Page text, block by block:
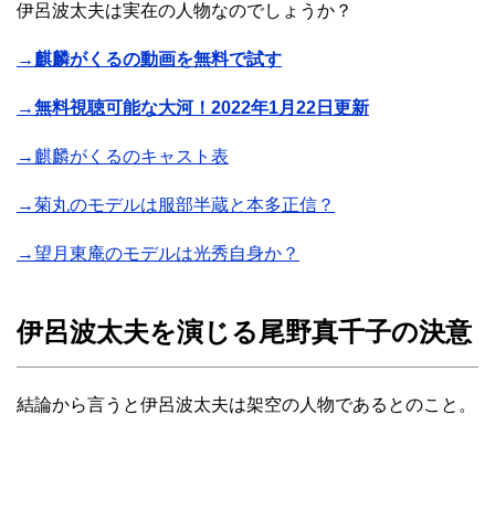
伊呂波太夫は実在の人物なのでしょうか？
→麒麟がくるの動画を無料で試す
→無料視聴可能な大河！2022年1月22日更新
→麒麟がくるのキャスト表
→菊丸のモデルは服部半蔵と本多正信？
→望月東庵のモデルは光秀自身か？
伊呂波太夫を演じる尾野真千子の決意
結論から言うと伊呂波太夫は架空の人物であるとのこと。